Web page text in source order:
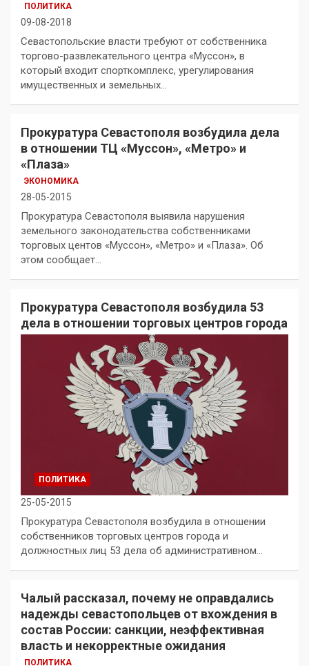
ПОЛИТИКА
09-08-2018
Севастопольские власти требуют от собственника
торгово-развлекательного центра «Муссон», в
который входит спорткомплекс, урегулирования
имущественных и земельных…
Прокуратура Севастополя возбудила дела
в отношении ТЦ «Муссон», «Метро» и
«Плаза»
ЭКОНОМИКА
28-05-2015
Прокуратура Севастополя выявила нарушения
земельного законодательства собственниками
торговых центов «Муссон», «Метро» и «Плаза». Об
этом сообщает…
Прокуратура Севастополя возбудила 53
дела в отношении торговых центров города
ПОЛИТИКА
25-05-2015
Прокуратура Севастополя возбудила в отношении
собственников торговых центров города и
должностных лиц 53 дела об административном…
Чалый рассказал, почему не оправдались
надежды севастопольцев от вхождения в
состав России: санкции, неэффективная
власть и некорректные ожидания
ПОЛИТИКА